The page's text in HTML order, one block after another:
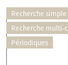
Recherche simple
Recherche multi-
Périodiques